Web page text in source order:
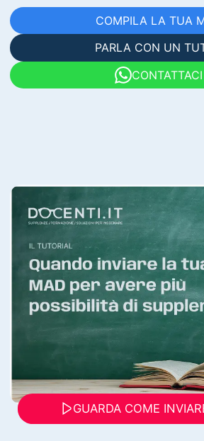
COMPILA LA TUA
PARLA CON UN
CONTATTACI
GUARDA COME